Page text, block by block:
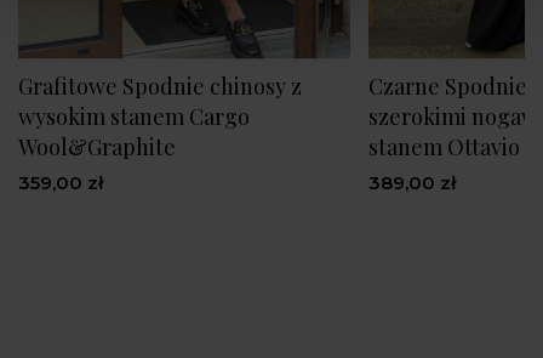
Grafitowe Spodnie chinosy z
wysokim stanem Cargo
Wool&Graphite
359,00 zł
Czarne Spodnie
szerokimi
stanem Ottavio
389,00 zł